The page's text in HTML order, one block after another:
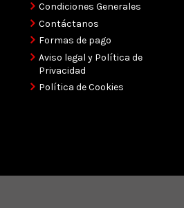
Condiciones Generales
Contáctanos
Formas de pago
Aviso legal y Política de
Privacidad
Política de Cookies